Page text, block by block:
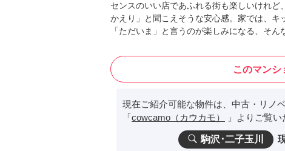
センスのいい店であふれる街も楽しいけれ
かえり」と聞こえそうな安心感。家では、キ
「ただいま」と言うのが楽しみになる、そん
このマンシ
現在ご紹介可能な物件は、中古・リノ
「cowcamo（カウカモ） 」よりご覧い
駒沢･二子玉川